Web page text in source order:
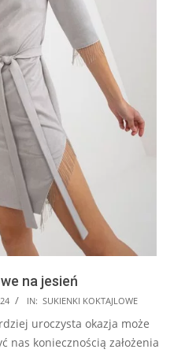
na jesień
IN: SUKIENKI KOKTAJLOWE
uroczysta okazja może
nas koniecznością założenia